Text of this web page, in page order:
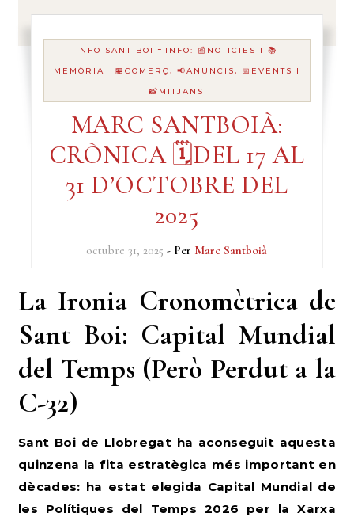
INFO SANT BOI - INFO: 📰NOTICIES I 📚
MEMÒRIA - 🏪COMERÇ, 📢ANUNCIS, 📅EVENTS I
📸MITJANS
MARC SANTBOIÀ:
CRÒNICA 🗓️DEL 17 AL
31 D’OCTOBRE DEL
2025
octubre 31, 2025 - Per Marc Santboià
La Ironia Cronomètrica de
Sant Boi: Capital Mundial
del Temps (Però Perdut a la
C-32)
Sant Boi de Llobregat ha aconseguit aquesta
quinzena la fita estratègica més important en
dècades: ha estat elegida Capital Mundial de
les Polítiques del Temps 2026 per la Xarxa